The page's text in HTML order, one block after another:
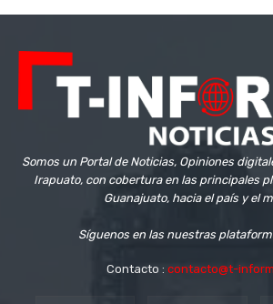
Somos un Portal de Noticias, Opiniones
Irapuato, con cobertura en las principales
Guanajuato, hacia el país y el
Síguenos en las nuestras
Contacto : contacto@t-